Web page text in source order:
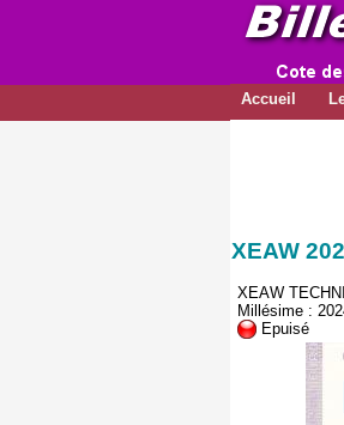
Accueil
XEAW
XEAW
Millésime :
Epuisé